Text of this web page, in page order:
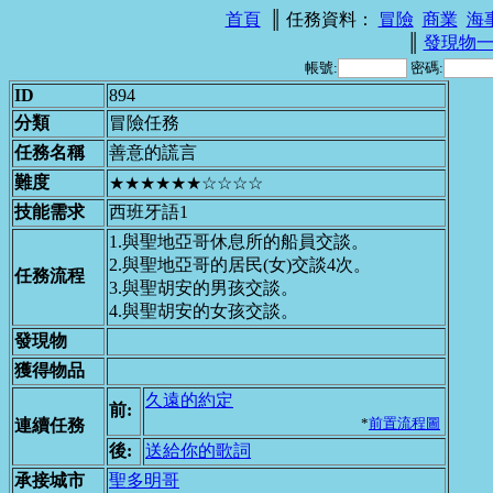
首頁║ 任務資料： 冒險 商業 海
發現物
帳號: 密碼:
ID
894
分類
冒險任務
任務名稱
善意的謊言
難度
★★★★★★☆☆☆☆
技能需求
西班牙語1
任務流程
1.與聖地亞哥休息所的船員交談。
2.與聖地亞哥的居民(女)交談4次。
3.與聖胡安的男孩交談。
4.與聖胡安的女孩交談。
發現物
獲得物品
連續任務
前:
久遠的約定
*前置流程圖
後:
送給你的歌詞
承接城市
聖多明哥